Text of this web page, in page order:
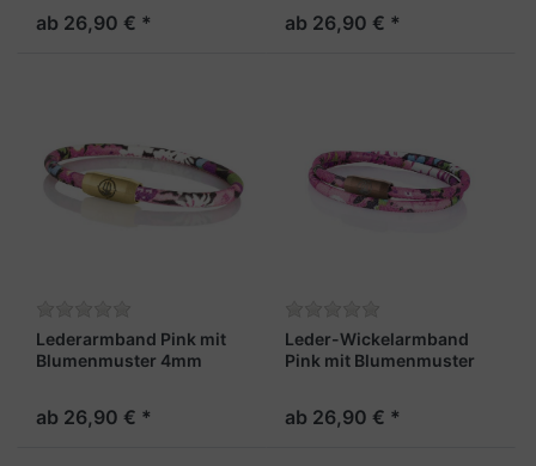
ab 26,90 € * ab 26,90 € *
Lederarmband Pink mit
Blumenmuster 4mm
ab 26,90 € *
Leder-Wickelarmband
Pink mit Blumenmuster
ab 26,90 € *